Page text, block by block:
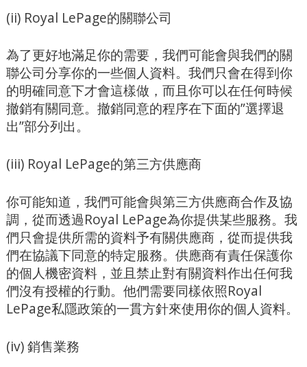
(ii) Royal LePage的關聯公司
為了更好地滿足你的需要，我們可能會與我們的關
聯公司分享你的一些個人資料。我們只會在得到你
的明確同意下才會這樣做，而且你可以在任何時候
撤銷有關同意。撤銷同意的程序在下面的”選擇退
出”部分列出。
(iii) Royal LePage的第三方供應商
你可能知道，我們可能會與第三方供應商合作及協
調，從而透過Royal LePage為你提供某些服務。我
們只會提供所需的資料予有關供應商，從而提供我
們在協議下同意的特定服務。供應商有責任保護你
的個人機密資料，並且禁止對有關資料作出任何我
們沒有授權的行動。他們需要同樣依照Royal
LePage私隱政策的一貫方針來使用你的個人資料。
(iv) 銷售業務